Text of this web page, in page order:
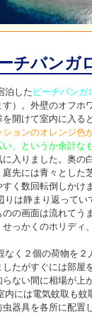
チバンガ
泊した ビーチバンガ
す）。外壁のオフホ
を開けて室内に入る
ションのオレンジ色
い、というか余計な
に入りました。奥の
庭先には青々とした
すく数回転倒しかけ
りは静まり返ってい
のの画面は流れてう
せっかくのホリディ
なく２個の荷物を２
したがすぐには部屋
らない間に相場が上
内には電気蚊取も蚊
虫器具を各所に配置